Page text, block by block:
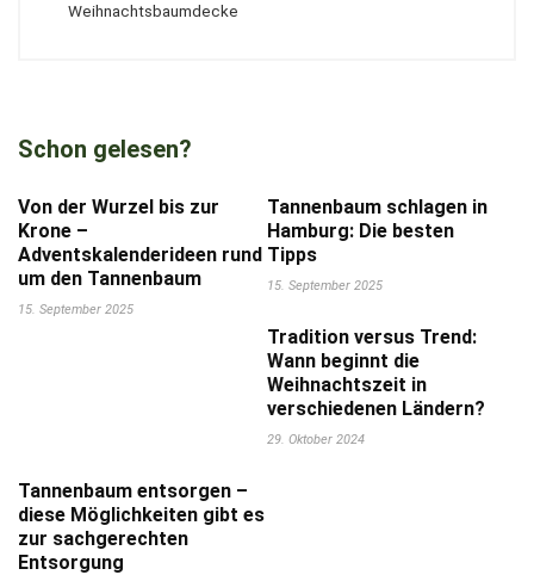
Weihnachtsbaumdecke
Schon gelesen?
Von der Wurzel bis zur
Krone –
Adventskalenderideen rund
um den Tannenbaum
15. September 2025
Tannenbaum schlagen in
Hamburg: Die besten
Tipps
15. September 2025
Tradition versus Trend:
Wann beginnt die
Weihnachtszeit in
verschiedenen Ländern?
29. Oktober 2024
Tannenbaum entsorgen –
diese Möglichkeiten gibt es
zur sachgerechten
Entsorgung